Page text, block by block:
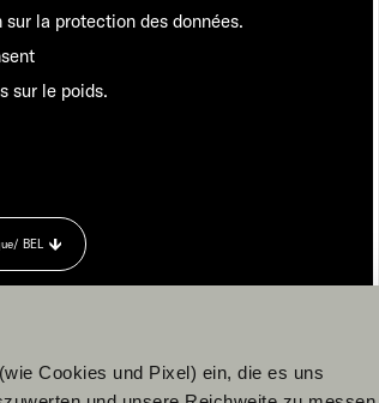
Cookies und Pixel) ein, die es uns
la protection des données.
sur le poids.
/ BEL